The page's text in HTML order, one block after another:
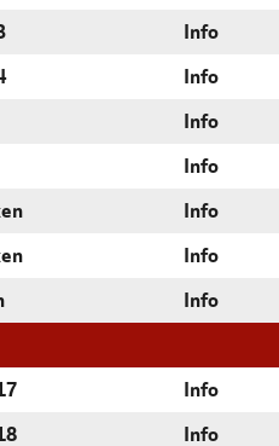
Info
Info
Info
Info
Info
Info
Info
Info
Info